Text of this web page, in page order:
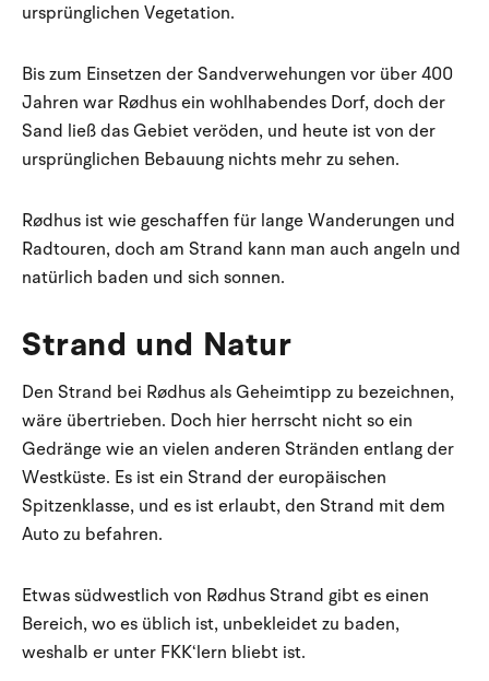
ursprünglichen Vegetation.
Bis zum Einsetzen der Sandverwehungen vor über 400
Jahren war Rødhus ein wohlhabendes Dorf, doch der
Sand ließ das Gebiet veröden, und heute ist von der
ursprünglichen Bebauung nichts mehr zu sehen.
Rødhus ist wie geschaffen für lange Wanderungen und
Radtouren, doch am Strand kann man auch angeln und
natürlich baden und sich sonnen.
Strand und Natur
Den Strand bei Rødhus als Geheimtipp zu bezeichnen,
wäre übertrieben. Doch hier herrscht nicht so ein
Gedränge wie an vielen anderen Stränden entlang der
Westküste. Es ist ein Strand der europäischen
Spitzenklasse, und es ist erlaubt, den Strand mit dem
Auto zu befahren.
Etwas südwestlich von Rødhus Strand gibt es einen
Bereich, wo es üblich ist, unbekleidet zu baden,
weshalb er unter FKK‘lern bliebt ist.